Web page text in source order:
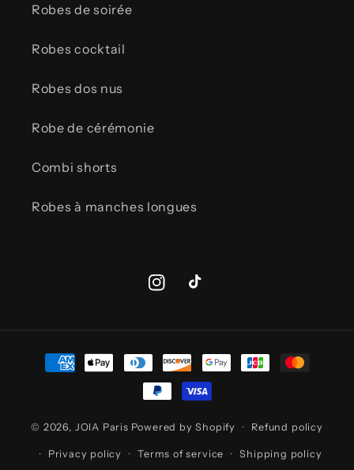
Robes de soirée
Robes cocktail
Robes dos nus
Robe de cérémonie
Combi shorts
Robes à manches longues
InstagramTikTok
Payment
methods
© 2026, JOIA Paris Powered by Shopify Refund policy
Privacy policy Terms of service Shipping policy